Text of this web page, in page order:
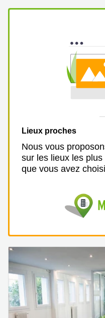
Lieux proches
Nous vous
sur les lieux les
que vous avez